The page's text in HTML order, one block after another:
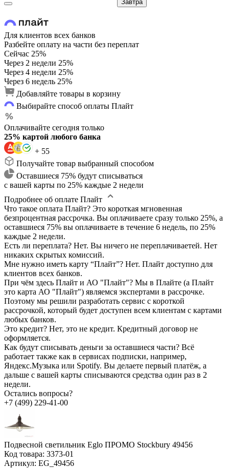
Завтра
Для клиентов всех банков
Разбейте оплату на части без переплат
Сейчас 25%
Через 2 недели 25%
Через 4 недели 25%
Через 6 недель 25%
Добавляйте товары в корзину
Выбирайте способ оплаты Плайт
Оплачивайте сегодня только
25% картой любого банка
+ 55
Получайте товар выбранный способом
Оставшиеся 75% будут списываться
с вашей карты по 25% каждые 2 недели
Подробнее об оплате Плайт
Что такое оплата Плайт? Это короткая мгновенная
безпроцентная рассрочка. Вы оплачиваете сразу только 25%, а
оставшиеся 75% вы оплачиваете в течение 6 недель, по 25%
каждые 2 недели.
Есть ли переплата? Нет. Вы ничего не переплачиваетей. Нет
никаких скрытых комиссий.
Мне нужно иметь карту “Плайт”? Нет. Плайт доступно для
клиентов всех банков.
При чём здесь Плайт и АО "Плайт"? Мы в Плайте (а Плайт
это карта АО "Плайт") являемся экспертами в рассрочке.
Поэтому мы решили разработать сервис с короткой
рассрочкой, который будет доступен всем клиентам с картами
любых банков.
Это кредит? Нет, это не кредит. Кредитный договор не
оформляется.
Как будут списывать деньги за оставшиеся части? Всё
работает также как в сервисах подписки, например,
Яндекс.Музыка или Spotify. Вы делаете первый платёж, а
дальше с вашей карты списываются средства один раз в 2
недели.
Остались вопросы?
+7 (499) 229-41-00
Подвесной светильник Eglo ПРОМО Stockbury 49456
Код товара: 3373-01
Артикул: EG_49456